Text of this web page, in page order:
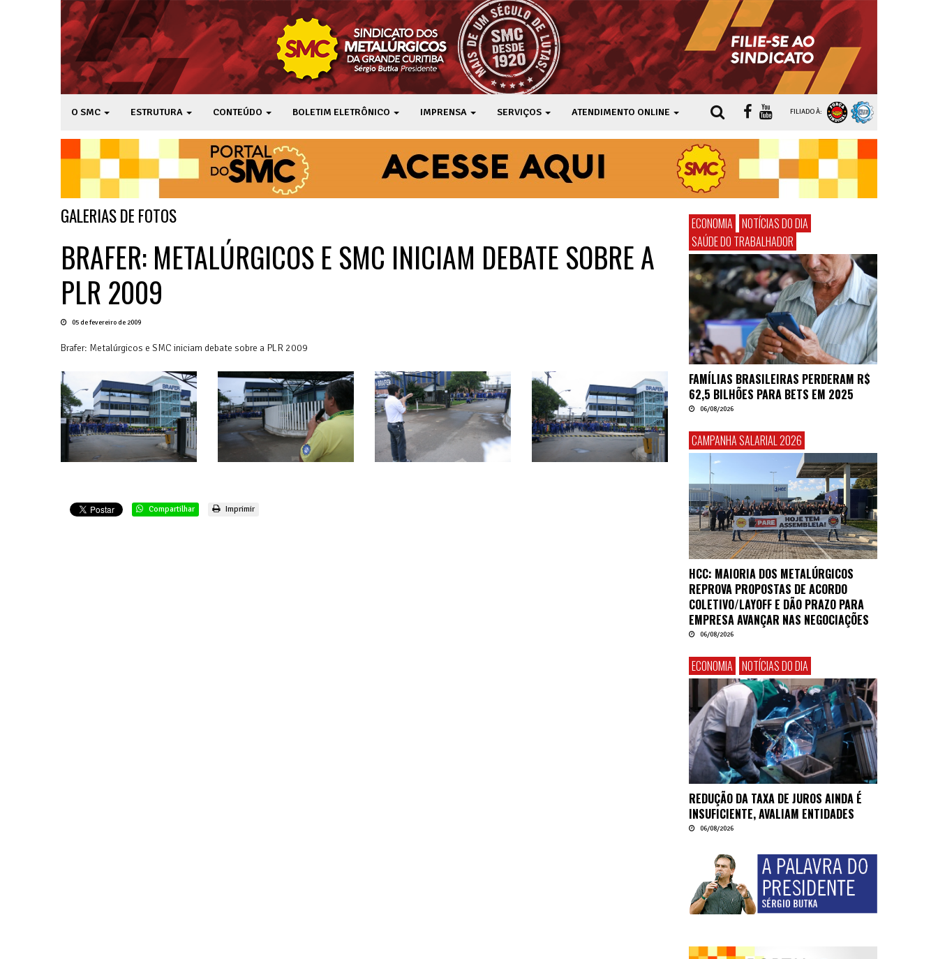
O SMC ESTRUTURA CONTEÚDO BOLETIM ELETRÔNICO IMPRENSA SERVIÇOS ATENDIMENTO ONLINE FILIADO À:
GALERIAS DE FOTOS
BRAFER: METALÚRGICOS E SMC INICIAM DEBATE SOBRE A
PLR 2009
05 de fevereiro de 2009
Brafer: Metalúrgicos e SMC iniciam debate sobre a PLR 2009
Compartilhar Imprimir
ECONOMIA NOTÍCIAS DO DIA
SAÚDE DO TRABALHADOR
FAMÍLIAS BRASILEIRAS PERDERAM R$
62,5 BILHÕES PARA BETS EM 2025
06/08/2026
CAMPANHA SALARIAL 2026
HCC: MAIORIA DOS METALÚRGICOS
REPROVA PROPOSTAS DE ACORDO
COLETIVO/LAYOFF E DÃO PRAZO PARA
EMPRESA AVANÇAR NAS NEGOCIAÇÕES
06/08/2026
ECONOMIA NOTÍCIAS DO DIA
REDUÇÃO DA TAXA DE JUROS AINDA É
INSUFICIENTE, AVALIAM ENTIDADES
06/08/2026